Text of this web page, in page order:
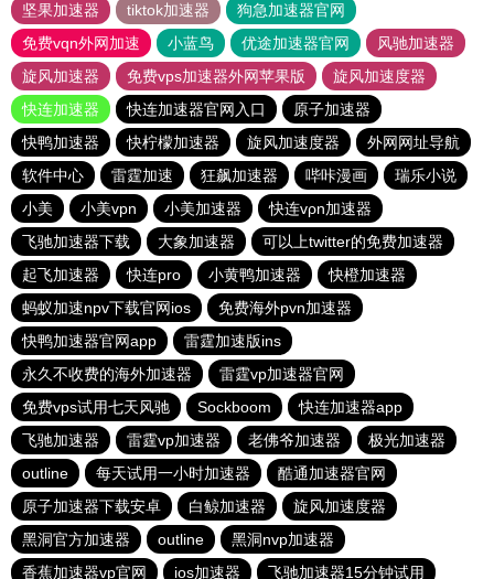
坚果加速器
tiktok加速器
狗急加速器官网
免费vqn外网加速
小蓝鸟 优途加速器官网
风驰加速器
旋风加速器
免费vps加速器外网苹果版
旋风加速度器
快连加速器
快连加速器官网入口
原子加速器
快鸭加速器
快柠檬加速器 旋风加速度器
外网网址导航
软件中心
雷霆加速 狂飙加速器 哔咔漫画
瑞乐小说
小美
小美vpn 小美加速器
快连vρn加速器
飞驰加速器下载
大象加速器
可以上twitter的免费加速器
起飞加速器
快连pro 小黄鸭加速器
快橙加速器
蚂蚁加速npv下载官网ios
免费海外pvn加速器
快鸭加速器官网app
雷霆加速版ins
永久不收费的海外加速器
雷霆vp加速器官网
免费vps试用七天风驰
Sockboom
快连加速器app
飞驰加速器
雷霆vp加速器 老佛爷加速器
极光加速器
outline
每天试用一小时加速器
酷通加速器官网
原子加速器下载安卓
白鲸加速器
旋风加速度器
黑洞官方加速器
outline
黑洞nvp加速器
香蕉加速器vp官网
ios加速器 飞驰加速器15分钟试用